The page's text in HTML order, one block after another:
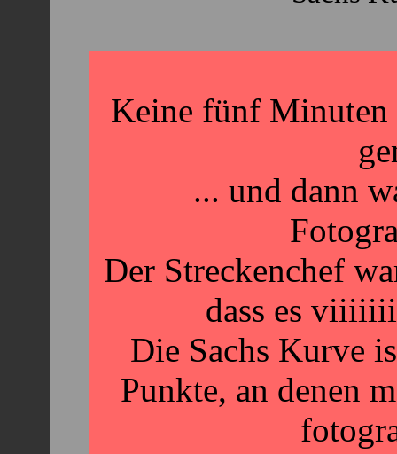
Keine fünf Minuten
... und dann
Der Streckenchef
dass es
Die Sachs Kurve
Punkte, an denen